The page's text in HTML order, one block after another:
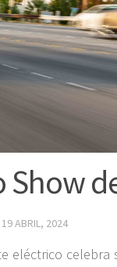
Show
19 ABRIL, 2024
eléctrico celebra